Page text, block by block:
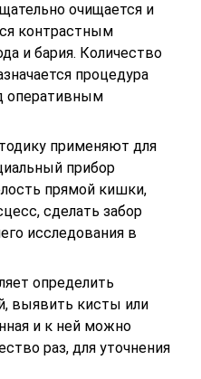
очищается и
контрастным
и бария. Количество
процедура
оперативным
применяют для
прибор
прямой кишки,
сделать забор
исследования в
определить
выявить кисты или
и к ней можно
раз, для уточнения